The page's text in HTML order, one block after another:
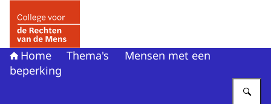
Home Thema's
Mensen met een
beperking